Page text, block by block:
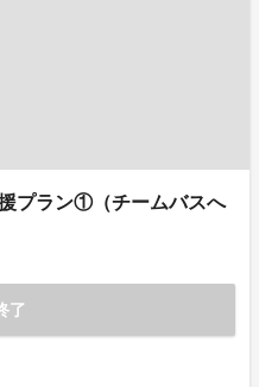
プラン①（チームバスへ
了